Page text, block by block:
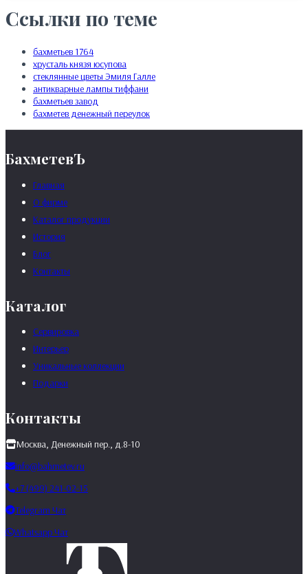
Ссылки по теме
бахметьев 1764
хрусталь князя юсупова
стеклянные цветы Эмиля Галле
антикварные лампы тиффани
бахметьев завод
бахметев денежный переулок
БахметевЪ
Главная
О фирме
Каталог продукции
История
Блог
Контакты
Каталог
Сервировка
Интерьер
Уникальные коллекции
Подарки
Контакты
Москва, Денежный пер., д.8-10
info@bahmetev.ru
+7 (499) 241-02-15
Telegram Чат
Whatsapp Чат